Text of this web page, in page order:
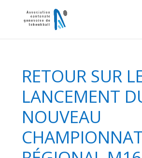
RETOUR SUR
LANCEMENT
NOUVEAU